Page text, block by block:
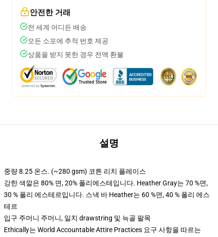
안전한 거래
전 세계 어디든 배송
모든 소포에 추적 번호 제공
상품을 받지 못한 경우 전액 환불
설명
중량 8.25 온스. (~280 gsm) 코튼 리치 플레이스
강한 색깔은 80% 면, 20% 폴리에스테입니다. Heather Gray는 70 %면,
30 % 폴리 에스테르입니다. 스낵 바 Heather는 60 %면, 40 % 폴리 에스
테르
입구 주머니 주머니, 일치 drawstring 및 늑골 팔목
Ethically는 World Accountable Attire Practices 요구 사항을 따르는